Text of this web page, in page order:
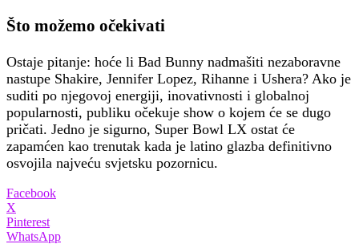
Što možemo očekivati
Ostaje pitanje: hoće li Bad Bunny nadmašiti nezaboravne
nastupe Shakire, Jennifer Lopez, Rihanne i Ushera? Ako je
suditi po njegovoj energiji, inovativnosti i globalnoj
popularnosti, publiku očekuje show o kojem će se dugo
pričati. Jedno je sigurno, Super Bowl LX ostat će
zapamćen kao trenutak kada je latino glazba definitivno
osvojila najveću svjetsku pozornicu.
Facebook
X
Pinterest
WhatsApp